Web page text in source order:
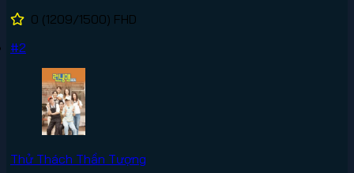
0 (1209/1500) FHD
#2
Thử Thách Thần Tượng